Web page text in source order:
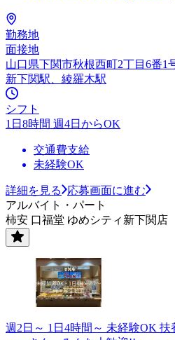
勤務地
面接地
山口県下関市秋根西町2丁目6番1
新下関駅、綾羅木駅
シフト
1日8時間 週4日からOK
交通費支給
未経験OK
詳細を見る
応募画面に進む
アルバイト・パート
柿安 口福堂 ゆめシティ新下関店
週2日～ 1日4時間～ 未経験OK